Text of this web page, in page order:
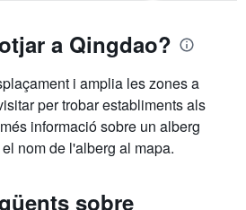
a Qingdao?
i amplia les zones a
per trobar establiments als
informació sobre un alberg
nom de l'alberg al mapa.
sobre